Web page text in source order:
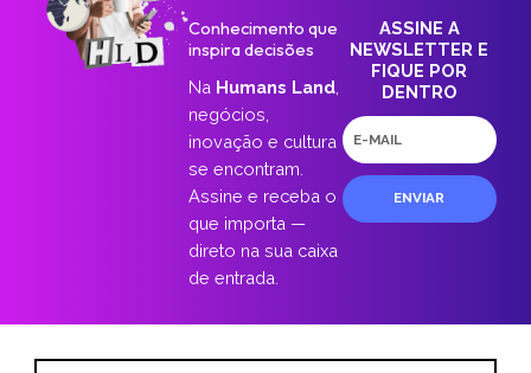
Conhecimento que
inspira decisões
Na Humans Land
negócios,
inovação e cultura
se encontram.
Assine e receba o
que importa —
direto na sua caixa
de entrada.
ASSINE A
NEWSLETTER E
FIQUE POR
DENTRO
E-
mail
ENVIAR